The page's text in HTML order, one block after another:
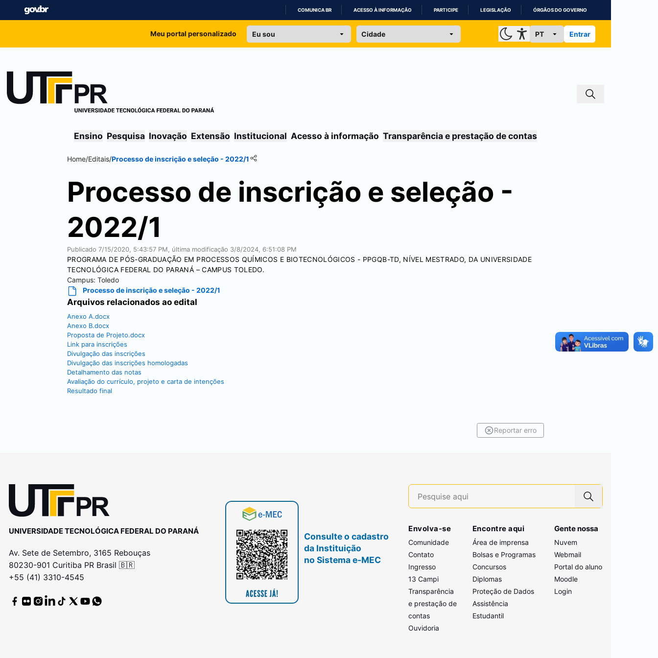
IR
COMUNICA BR ACESSO À INFORMAÇÃO PARTICIPE LEGISLAÇÃO ÓRGÃOS DO GOVERNO
Meu portal personalizado Entrar
Ensino Pesquisa Inovação Extensão Institucional Acesso à informação Transparência e prestação de contas
Home/Editais/Processo de inscrição e seleção - 2022/1
Processo de inscrição e seleção -
2022/1
Publicado 7/15/2020, 5:43:57 PM , última modificação 3/8/2024, 6:51:08 PM
PROGRAMA DE PÓS-GRADUAÇÃO EM PROCESSOS QUÍMICOS E BIOTECNOLÓGICOS - PPGQB-TD, NÍVEL MESTRADO, DA UNIVERSIDADE
TECNOLÓGICA FEDERAL DO PARANÁ – CAMPUS TOLEDO.
Campus: Toledo
Processo de inscrição e seleção - 2022/1
Arquivos relacionados ao edital
Anexo A.docx
Anexo B.docx
Proposta de Projeto.docx
Link para inscrições
Divulgação das inscrições
Divulgação das inscrições homologadas
Detalhamento das notas
Avaliação do currículo, projeto e carta de intenções
Resultado final
Reportar erro
UNIVERSIDADE TECNOLÓGICA FEDERAL DO PARANÁ
Av. Sete de Setembro, 3165 Rebouças
80230-901 Curitiba PR Brasil 🇧🇷
+55 (41) 3310-4545
Consulte o cadastro
da Instituição
no Sistema e-MEC
Envolva-se
Comunidade
Contato
Ingresso
13 Campi
Transparência
e prestação de
contas
Ouvidoria
Encontre aqui
Área de imprensa
Bolsas e Programas
Concursos
Diplomas
Proteção de Dados
Assistência
Estudantil
Gente nossa
Nuvem
Webmail
Portal do aluno
Moodle
Login